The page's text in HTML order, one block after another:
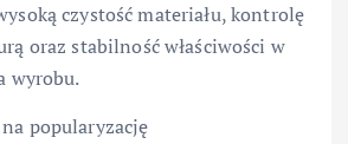
czystość materiału, kontrolę
oraz stabilność właściwości w
wyrobu.
popularyzację